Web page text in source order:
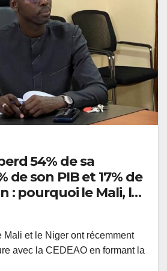
54% de sa
de son PIB et 17% de
: pourquoi le Mali, le
doivent revenir
Abou Kane.
Mali et le Niger ont récemment
avec la CEDEAO en formant la